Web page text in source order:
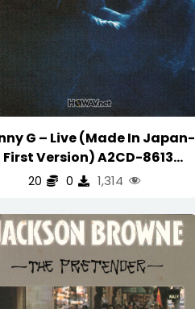
G – Live (Made In Japan-
First Version) A2CD-8613
(WAV/16/44.1/747MB)
20 0 1,314